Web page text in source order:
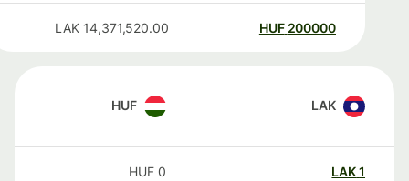
200000
HUF
14,371,520.00
LAK
LAK
HUF
LAK
HUF